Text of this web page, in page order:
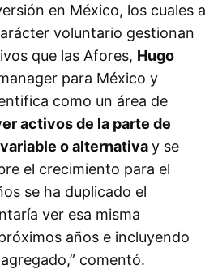
en México, los cuales a
voluntario gestionan
que las Afores, Hugo
para México y
como un área de
activos de la parte de
o alternativay se
el crecimiento para el
se ha duplicado el
ver esa misma
años e incluyendo
comentó.